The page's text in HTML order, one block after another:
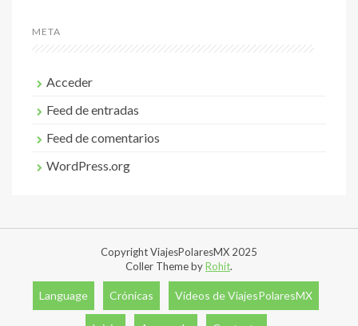
META
Acceder
Feed de entradas
Feed de comentarios
WordPress.org
Copyright ViajesPolaresMX 2025
Coller Theme byRohit.
Language Crónicas Vídeos de ViajesPolaresMX